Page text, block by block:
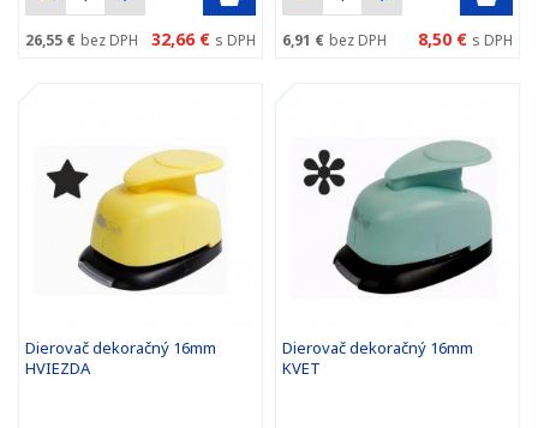
26,55 € bez DPH 32,66 € s DPH 6,91 € bez DPH 8,50 € s DPH
Dierovač dekoračný 16mm
HVIEZDA
Dierovač dekoračný 16mm
KVET